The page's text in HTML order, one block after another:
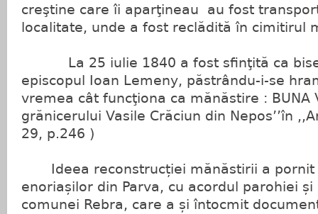
creştine care îi aparţineau au fost
localitate, unde a fost reclădită în cimitirul
La 25 iulie 1840 a fost sfinţită ca
episcopul Ioan Lemeny, păstrându-i-se
vremea cât funcţiona ca mănăstire : BUNA
grănicerului Vasile Crăciun din Nepos’’în
29, p.246 )
Ideea reconstrucției mănăstirii a pornit
enoriașilor din Parva, cu acordul parohiei
comunei Rebra, care a și întocmit